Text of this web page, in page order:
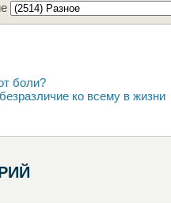
боли?
ко всему в жизни